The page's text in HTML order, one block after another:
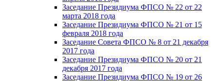
Заседание Президиума ФПСО № 22 от 22
марта 2018 года
Заседание Президиума ФПСО № 21 от 15
февраля 2018 года
Заседание Совета ФПСО № 8 от 21 декабря
2017 года
Заседание Президиума ФПСО № 20 от 21
декабря 2017 года
Заседание Президиума ФПСО № 19 от 26